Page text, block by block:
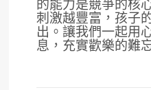
的能力是競爭的核
刺激越豐富，孩子
出。讓我們一起用
息，充實歡樂的難